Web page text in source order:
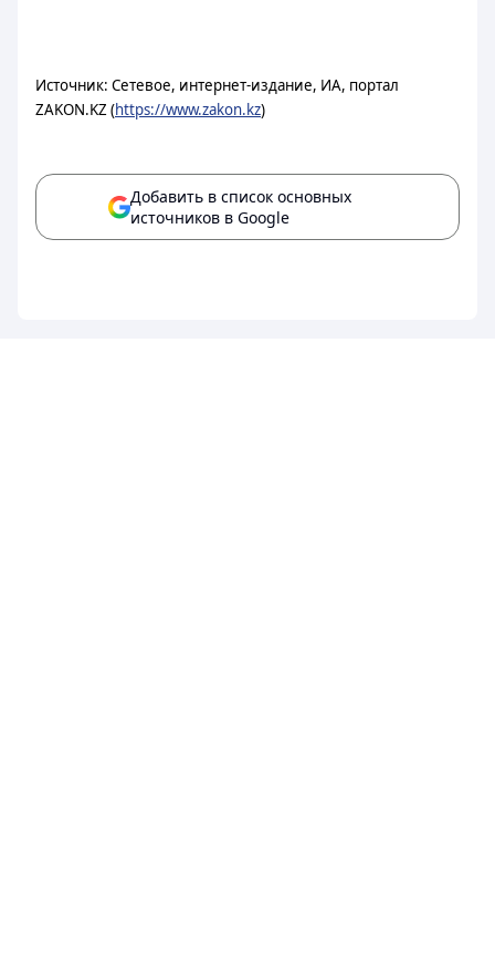
Источник: Сетевое, интернет-издание, ИА, портал
ZAKON.KZ (https://www.zakon.kz)
Добавить в список основных
источников в Google